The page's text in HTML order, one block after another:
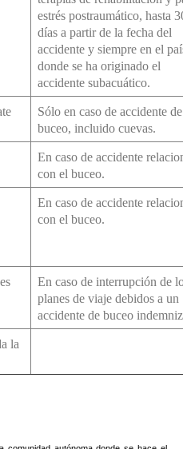
estrés postraumático, hasta
días a partir de la fecha del
accidente y siempre en el
donde se ha originado el
accidente subacuático.
Sólo en caso de accidente de
buceo, incluido cuevas.
En caso de accidente
con el buceo.
En caso de accidente
con el buceo.
En caso de interrupción de
planes de viaje debidos a un
accidente de buceo
la